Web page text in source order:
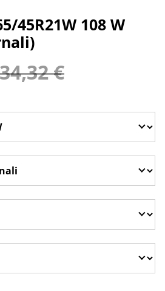
45R21W 108 W
€